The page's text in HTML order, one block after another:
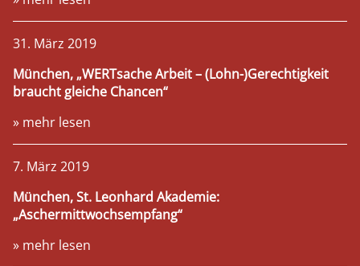
NEUIGKEITEN
AKTION
31. März 2019
München, „WERTsache Arbeit – (Lohn-)Gerechtigkeit
braucht gleiche Chancen“
» mehr lesen
7. März 2019
München, St. Leonhard Akademie:
„Aschermittwochsempfang“
» mehr lesen